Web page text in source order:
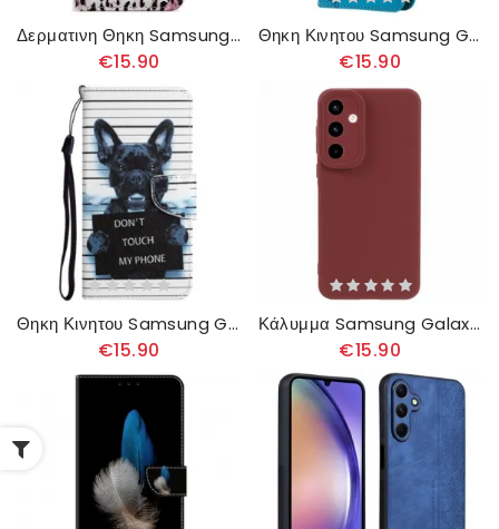
Δερματινη Θηκη Samsung Galaxy A55 5g Leopard Print Strappy
€15.90
Θηκη Κινητου Samsung Galaxy A55 5g Mandala Sun Με Λουράκι
€15.90
Θηκη Κινητου Samsung Galaxy A55 5g Θήκες Κινητών Σκύλος Μην Αγγίζεις Το Τηλέφωνό Μου Με Κορδόνι
€15.90
Κάλυμμα Samsung Galaxy A55 5g Σιλικόνη
€15.90